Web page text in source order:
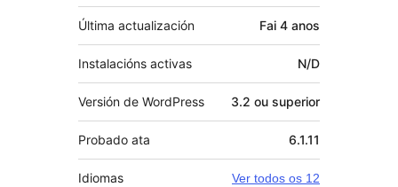
Última actualización Fai 4 anos
Instalacións activas N/D
Versión de WordPress 3.2 ou superior
Probado ata 6.1.11
Idiomas Ver todos os 12